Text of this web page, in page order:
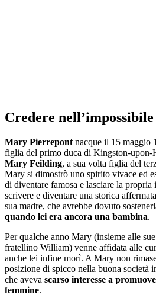
Credere nell’impossibile
Mary Pierrepontnacque il 15 maggio
figlia del primo duca di Kingston-upon-
Mary Feilding, a sua volta figlia del
Mary si dimostrò uno spirito vivace ed
di diventare famosa e lasciare la
scrivere e diventare una storica
sua madre, che avrebbe dovuto
quando lei era ancora una bambina.
Per qualche anno Mary (insieme alle
fratellino William) venne affidata alle
anche lei infine morì. A Mary non
posizione di spicco nella buona società
che aveva scarso interesse a
femmine.